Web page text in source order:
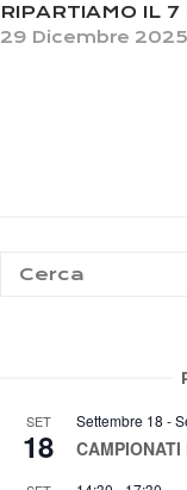
RIPARTIAMO IL 7
29 Dicembre 2025
SET
18
Settembre 18 -